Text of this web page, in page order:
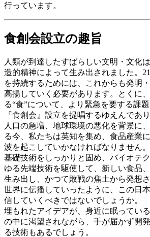
行っています。
食創会設立の趣旨
人類が到達したすばらしい文明・文化
造的精神によって生み出されました。
を持続するためには、これからも発明
高揚していく必要があります。とくに
る“食”について、より緊急を要する課
『食創会』設立を提唱するゆえんであり
人口の急増、地球環境の悪化を背景に
る今、私たちは英知を集め、食品産業
波を起こしていかなければなりません。
基礎技術をしっかりと固め、バイオテ
ゆる先端技術を駆使して、新しい食品
生み出し、かつて敗戦の焦土から発想
世界に伝播していったように、この日
信していくべきではないでしょうか。
埋もれたアイデアが、身近に眠ってい
の中に渇望されながら、手が届かず開
る技術もあるでしょう。